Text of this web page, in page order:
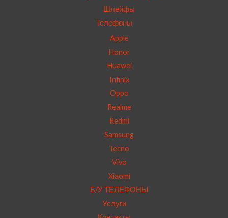
Шлейфы
Телефоны
Apple
Honor
Huawei
Infinix
Oppo
Realme
Redmi
Samsung
Tecno
Vivo
Xiaomi
Б/У ТЕЛЕФОНЫ
Услуги